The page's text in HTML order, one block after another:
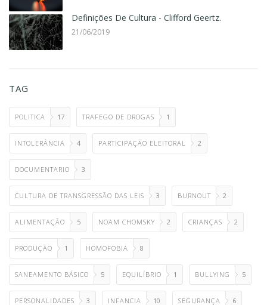
Definições De Cultura - Clifford Geertz.
21/06/2019
TAG
POLITICA 17 TRAFEGO DE DROGAS 1
INTOLERÂNCIA 4 PARTICIPAÇÃO ELEITORAL 2
DOCUMENTARIO 3
CULTURA DE TRANSGRESSÃO DAS LEIS 3 BURNOUT 2
ALIMENTAÇÃO 5 NOAM CHOMSKY 2 CRIANÇAS 2
PRODUÇÃO 1 HOMOFOBIA 8
SANEAMENTO BÁSICO 5 EQUILÍBRIO 1 BULLYING 5
PERSONALIDADES 3 INFANCIA 10 SEGURANÇA 6